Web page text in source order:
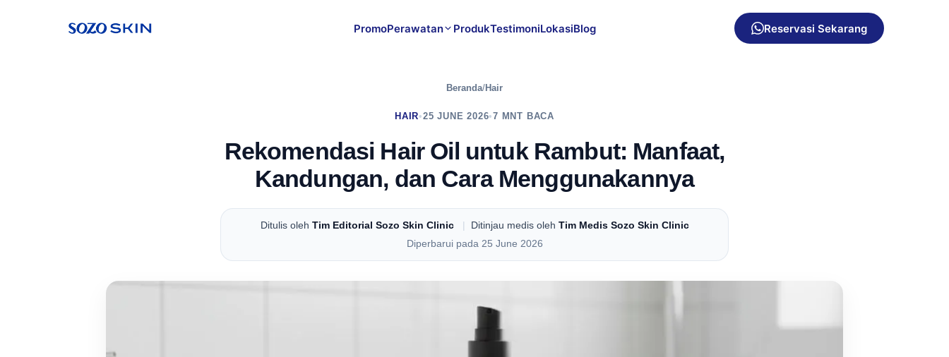
PromoPerawatan ProdukTestimoniLokasiBlog Reservasi Sekarang
Beranda/Hair
HAIR•25 JUNE 2026•7 MNT BACA
Rekomendasi Hair Oil untuk Rambut: Manfaat,
Kandungan, dan Cara Menggunakannya
Ditulis oleh Tim Editorial Sozo Skin Clinic | Ditinjau medis oleh Tim Medis Sozo Skin Clinic
Diperbarui pada 25 June 2026